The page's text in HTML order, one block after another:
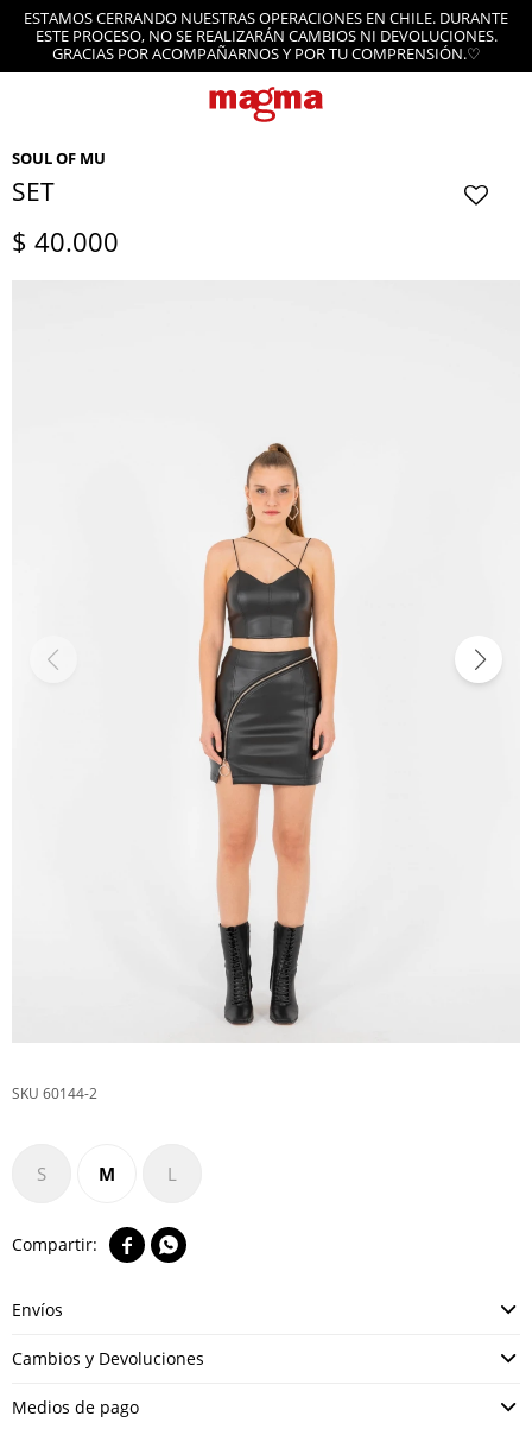
ESTAMOS CERRANDO NUESTRAS OPERACIONES EN CHILE. DURANTE
ESTE PROCESO, NO SE REALIZARÁN CAMBIOS NI DEVOLUCIONES.
GRACIAS POR ACOMPAÑARNOS Y POR TU COMPRENSIÓN.♡
SOUL OF MU
SET
$ 40.000
60144-2
S M L
 
Envíos
Cambios y Devoluciones
Medios de pago